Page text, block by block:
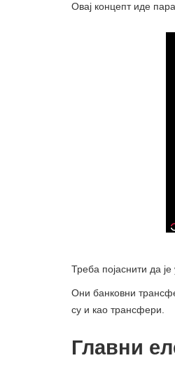
Овај концепт иде
Треба појаснити да
Они банковни
су и као трансфери.
Главни